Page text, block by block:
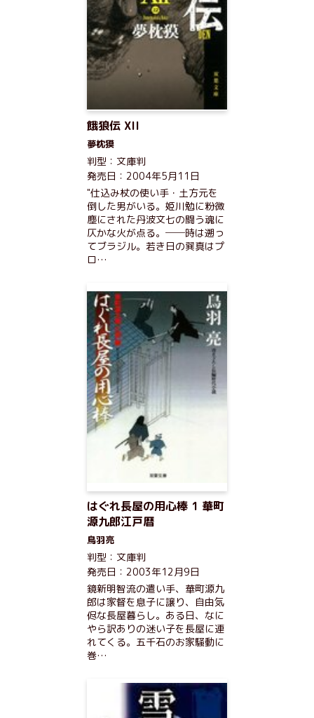
餓狼伝 XII
夢枕獏
判型：文庫判
発売日：2004年5月11日
"仕込み杖の使い手・土方元を
倒した男がいる。姫川勉に粉微
塵にされた丹波文七の闘う魂に
仄かな火が点る。──時は遡っ
てブラジル。若き日の巽真はプ
ロ…
はぐれ長屋の用心棒 1 華町
源九郎江戸暦
鳥羽亮
判型：文庫判
発売日：2003年12月9日
鏡新明智流の遣い手、華町源九
郎は家督を息子に譲り、自由気
侭な長屋暮らし。ある日、なに
やら訳ありの迷い子を長屋に連
れてくる。五千石のお家騒動に
巻…